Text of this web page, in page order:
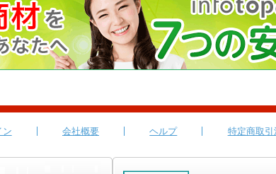
ン 会社概要 ヘルプ 特定商取